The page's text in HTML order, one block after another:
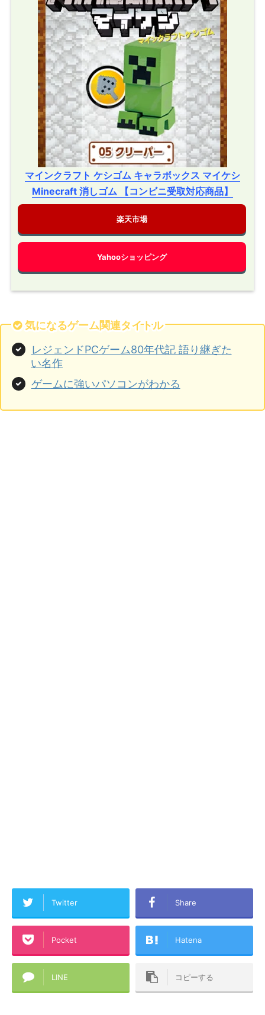
マインクラフト ケシゴム キャラボックス マイケシ
Minecraft 消しゴム 【コンビニ受取対応商品】
楽天市場
Yahooショッピング
気になるゲーム関連タイトル
レジェンドPCゲーム80年代記 語り継ぎた
い名作
ゲームに強いパソコンがわかる
Twitter Share
Pocket Hatena
LINE コピーする